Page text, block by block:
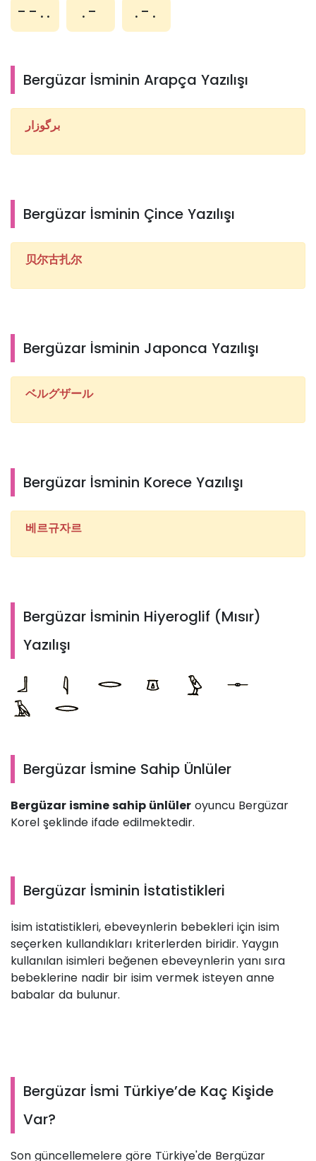
--..
.- .-.
Bergüzar İsminin Arapça Yazılışı
برگوزار
Bergüzar İsminin Çince Yazılışı
贝尔古扎尔
Bergüzar İsminin Japonca Yazılışı
ベルグザール
Bergüzar İsminin Korece Yazılışı
베르규자르
Bergüzar İsminin Hiyeroglif (Mısır)
Yazılışı
Bergüzar İsmine Sahip Ünlüler
Bergüzar ismine sahip ünlüler oyuncu Bergüzar
Korel şeklinde ifade edilmektedir.
Bergüzar İsminin İstatistikleri
İsim istatistikleri, ebeveynlerin bebekleri için isim
seçerken kullandıkları kriterlerden biridir. Yaygın
kullanılan isimleri beğenen ebeveynlerin yanı sıra
bebeklerine nadir bir isim vermek isteyen anne
babalar da bulunur.
Bergüzar İsmi Türkiye’de Kaç Kişide
Var?
Son güncellemelere göre Türkiye'de Bergüzar